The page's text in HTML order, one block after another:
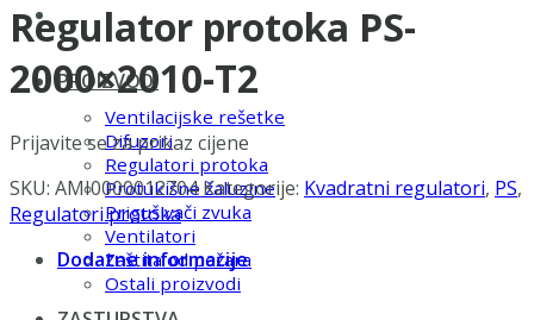
PROIZVODI
Ventilacijske rešetke
Difuzori
Regulatori protoka
Protukišne žaluzine
Prigušivači zvuka
Ventilatori
Zaštita od požara
Ostali proizvodi
Regulator protoka PS-
2000×2010-T2
Prijavite se za prikaz cijene
SKU: AMI0000012704 Kategorije: Kvadratni regulatori, PS,
Regulatori protoka
Dodatne informacije